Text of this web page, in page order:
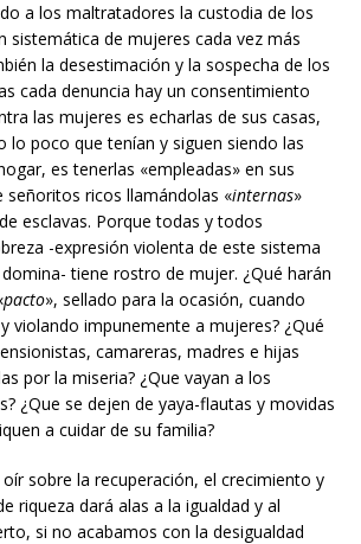
a los maltratadores la custodia de los
sistemática de mujeres cada vez más
la desestimación y la sospecha de los
cada denuncia hay un consentimiento
las mujeres es echarlas de sus casas,
lo poco que tenían y siguen siendo las
es tenerlas «empleadas» en sus
señoritos ricos llamándolas «internas»
esclavas. Porque todas y todos
-expresión violenta de este sistema
tiene rostro de mujer. ¿Qué harán
pacto», sellado para la ocasión, cuando
violando impunemente a mujeres? ¿Qué
camareras, madres e hijas
por la miseria? ¿Que vayan a los
¿Que se dejen de yaya-flautas y movidas
a cuidar de su familia?
sobre la recuperación, el crecimiento y
riqueza dará alas a la igualdad y al
si no acabamos con la desigualdad